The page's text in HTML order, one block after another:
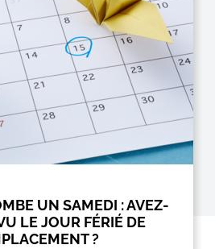
UN SAMEDI : AVEZ-
LE JOUR FÉRIÉ DE
?